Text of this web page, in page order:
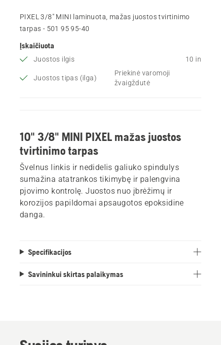
PIXEL 3/8" MINI laminuota, mažas juostos tvirtinimo
tarpas - 501 95 95‑40
Įskaičiuota
Juostos ilgis 10 in
Juostos tipas (ilga)
Priekinė varomoji
žvaigždutė
10" 3/8" MINI PIXEL mažas juostos
tvirtinimo tarpas
Švelnus linkis ir nedidelis galiuko spindulys
sumažina atatrankos tikimybę ir palengvina
pjovimo kontrolę. Juostos nuo įbrėžimų ir
korozijos papildomai apsaugotos epoksidine
danga.
Specifikacijos
Savininkui skirtas palaikymas